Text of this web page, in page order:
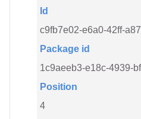
Id
c9fb7e02-e6a0-42ff-
Package id
1c9aeeb3-e18c-4939-
Position
4